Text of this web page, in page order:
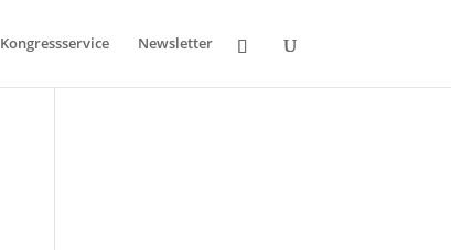
Kongressservice Newsletter